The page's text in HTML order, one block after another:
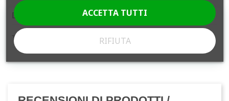
Dettagli del prodotto
Tipologia Libera vendita
RIFIUTA
ACCETTA TUTTI